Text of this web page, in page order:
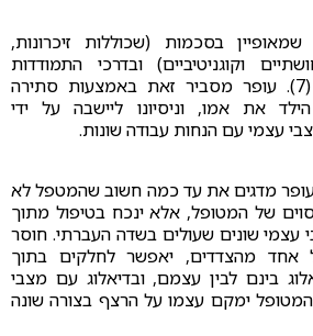
בסכמות (שכוללות זיכרונות,
וקוגניטיביים) ובדרכי התמודדות
הפעילים ברגע מסוים (7). עופר מסביר זאת באמצעות סתירה
את אמו, וניסיונו ליישבה על ידי
עצמי עם הנחות עבודה שונות.
עופר מדגים את עד כמה חשוב שהמטפל לא
של המטופל, אלא ינכח בטיפול מתוך
שונים שעולים בשדה העברתי. חוסר
אחד מהצדדים, יאפשר לחלקים בתוך
בינם לבין עצמם, ובדיאלוג עם מצבי
ימקם עצמו על הרצף בצורה שונה